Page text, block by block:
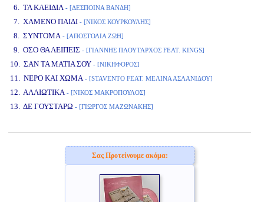
6. ΤΑ ΚΛΕΙΔΙΑ - [ΔΕΣΠΟΙΝΑ ΒΑΝΔΗ]
7. ΧΑΜΕΝΟ ΠΑΙΔΙ - [ΝΙΚΟΣ ΚΟΥΡΚΟΥΛΗΣ]
8. ΣΥΝΤΟΜΑ - [ΑΠΟΣΤΟΛΙΑ ΖΩΗ]
9. ΟΣΟ ΘΑ ΛΕΙΠΕΙΣ - [ΓΙΑΝΝΗΣ ΠΛΟΥΤΑΡΧΟΣ FEAT. KINGS]
10. ΣΑΝ ΤΑ ΜΑΤΙΑ ΣΟΥ - [ΝΙΚΗΦΟΡΟΣ]
11. ΝΕΡΟ ΚΑΙ ΧΩΜΑ - [STAVENTO FEAT. ΜΕΛΙΝΑ ΑΣΛΑΝΙΔΟΥ]
12. ΑΛΛΙΩΤΙΚΑ - [ΝΙΚΟΣ ΜΑΚΡΟΠΟΥΛΟΣ]
13. ΔΕ ΓΟΥΣΤΑΡΩ - [ΓΙΩΡΓΟΣ ΜΑΖΩΝΑΚΗΣ]
Σας Προτείνουμε ακόμα: